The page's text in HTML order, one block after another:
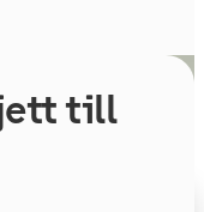
till